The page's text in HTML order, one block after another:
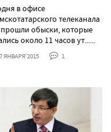
в офисе
телеканала
обыски, которые
около 11 часов ут......
ЯНВАРЯ'2015 1